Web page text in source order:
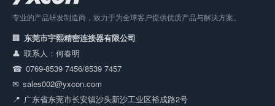
专业的产品研发制造商，致力于为全球客户提供优质产品与解决方案。
东莞市宇熙精密连接器有限公司
联系人：何春明
0769-8539 7456/8539 7457
sales002@yxcon.com
广东省东莞市长安镇沙头新沙工业区裕成路2号